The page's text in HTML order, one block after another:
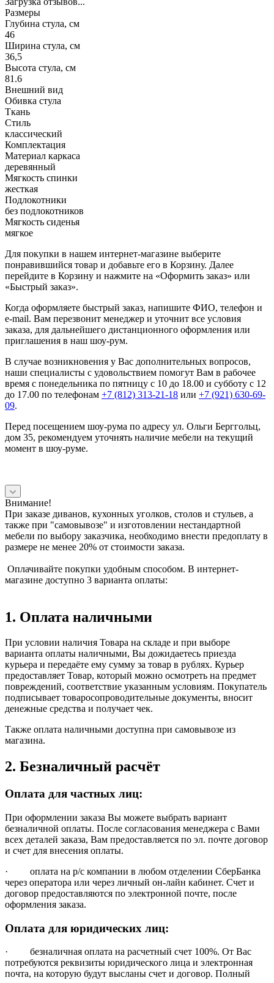
Размеры
Глубина стула, см
46
Ширина стула, см
36,5
Высота стула, см
81.6
Внешний вид
Обивка стула
Ткань
Стиль
классический
Комплектация
Материал каркаса
деревянный
Мягкость спинки
жесткая
Подлокотники
без подлокотников
Мягкость сиденья
мягкое
Для покупки в нашем интернет-магазине выберите
понравившийся товар и добавьте его в Корзину. Далее
перейдите в Корзину и нажмите на «Оформить заказ» или
«Быстрый заказ».
Когда оформляете быстрый заказ, напишите ФИО, телефон и
e-mail. Вам перезвонит менеджер и уточнит все условия
заказа, для дальнейшего дистанционного оформления или
приглашения в наш шоу-рум.
В случае возникновения у Вас дополнительных вопросов,
наши специалисты с удовольствием помогут Вам в рабочее
время с понедельника по пятницу с 10 до 18.00 и субботу с 12
до 17.00 по телефонам +7 (812) 313-21-18 или +7 (921) 630-69-
09.
Перед посещением шоу-рума по адресу ул. Ольги Берггольц,
дом 35, рекомендуем уточнять наличие мебели на текущий
момент в шоу-руме.
Внимание!
При заказе диванов, кухонных уголков, столов и стульев, а
также при "самовывозе" и изготовлении нестандартной
мебели по выбору заказчика, необходимо внести предоплату в
размере не менее 20% от стоимости заказа.
Оплачивайте покупки удобным способом. В интернет-
магазине доступно 3 варианта оплаты:
1. Оплата наличными
При условии наличия Товара на складе и при выборе
варианта оплаты наличными, Вы дожидаетесь приезда
курьера и передаёте ему сумму за товар в рублях. Курьер
предоставляет Товар, который можно осмотреть на предмет
повреждений, соответствие указанным условиям. Покупатель
подписывает товаросопроводительные документы, вносит
денежные средства и получает чек.
Также оплата наличными доступна при самовывозе из
магазина.
2. Безналичный расчёт
Оплата для частных лиц:
При оформлении заказа Вы можете выбрать вариант
безналичной оплаты. После согласования менеджера с Вами
всех деталей заказа, Вам предоставляется по эл. почте договор
и счет для внесения оплаты.
· оплата на р/с компании в любом отделении СберБанка
через оператора или через личный он-лайн кабинет. Счет и
договор предоставляются по электронной почте, после
оформления заказа.
Оплата для юридических лиц:
· безналичная оплата на расчетный счет 100%. От Вас
потребуются реквизиты юридического лица и электронная
почта, на которую будут высланы счет и договор. Полный